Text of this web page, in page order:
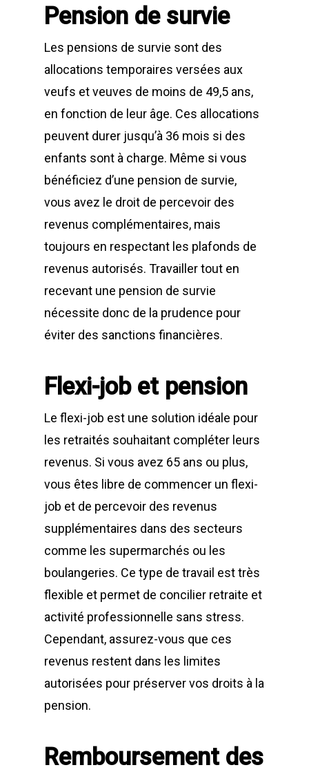
Pension de survie
Les pensions de survie sont des
allocations temporaires versées aux
veufs et veuves de moins de 49,5 ans,
en fonction de leur âge. Ces allocations
peuvent durer jusqu’à 36 mois si des
enfants sont à charge. Même si vous
bénéficiez d’une pension de survie,
vous avez le droit de percevoir des
revenus complémentaires, mais
toujours en respectant les plafonds de
revenus autorisés. Travailler tout en
recevant une pension de survie
nécessite donc de la prudence pour
éviter des sanctions financières.
Flexi-job et pension
Le flexi-job est une solution idéale pour
les retraités souhaitant compléter leurs
revenus. Si vous avez 65 ans ou plus,
vous êtes libre de commencer un flexi-
job et de percevoir des revenus
supplémentaires dans des secteurs
comme les supermarchés ou les
boulangeries. Ce type de travail est très
flexible et permet de concilier retraite et
activité professionnelle sans stress.
Cependant, assurez-vous que ces
revenus restent dans les limites
autorisées pour préserver vos droits à la
pension.
Remboursement des